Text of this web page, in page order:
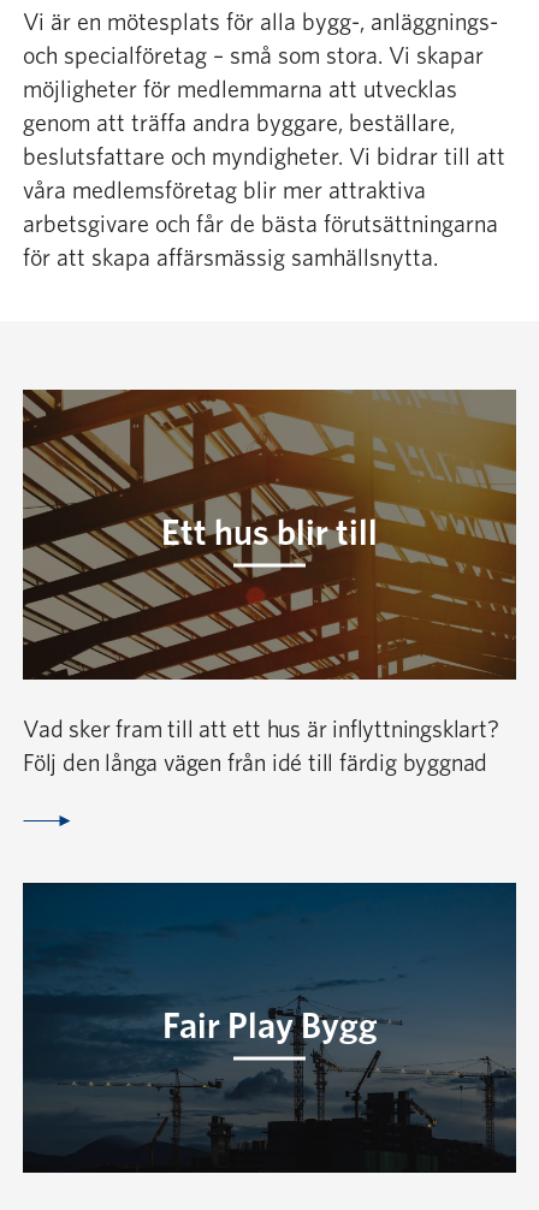
Vi är en mötesplats för alla bygg-, anläggnings-
och specialföretag – små som stora. Vi skapar
möjligheter för medlemmarna att utvecklas
genom att träffa andra byggare, beställare,
beslutsfattare och myndigheter. Vi bidrar till att
våra medlemsföretag blir mer attraktiva
arbetsgivare och får de bästa förutsättningarna
för att skapa affärsmässig samhällsnytta.
Ett hus blir till
Vad sker fram till att ett hus är inflyttningsklart?
Följ den långa vägen från idé till färdig byggnad
Fair Play Bygg